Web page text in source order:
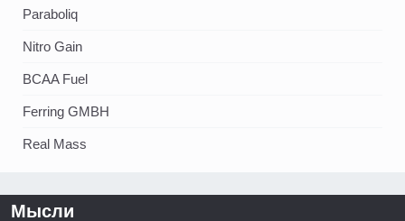
Paraboliq
Nitro Gain
BCAA Fuel
Ferring GMBH
Real Mass
Мысли